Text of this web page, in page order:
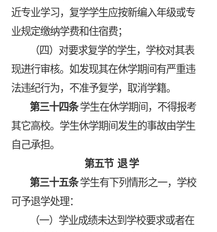
近专业学习，复学学生应按新编入年级或专
业规定缴纳学费和住宿费；
（四）对要求复学的学生，学校对其表
现进行审核。如发现其在休学期间有严重违
法违纪行为，不准予复学，取消学籍。
第三十四条 学生在休学期间，不得报考
其它高校。学生休学期间发生的事故由学生
自己承担。
第五节 退 学
第三十五条 学生有下列情形之一，学校
可予退学处理：
（一）学业成绩未达到学校要求或者在